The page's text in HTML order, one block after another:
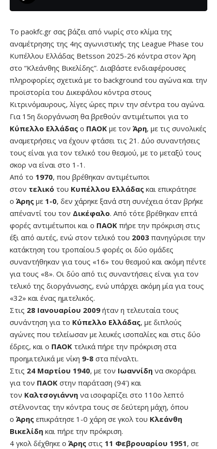
Το paokfc.gr σας βάζει από νωρίς στο κλίμα της
αναμέτρησης της 4ης αγωνιστικής της League Phase του
Κυπέλλου Ελλάδας Betsson 2025-26 κόντρα στον Άρη
στο “Κλεάνθης Βικελίδης”. Διαβάστε ενδιαφέρουσες
πληροφορίες σχετικά με το background του αγώνα και την
προϊστορία του Δικεφάλου κόντρα στους
Κιτρινόμαυρους, λίγες ώρες πριν την σέντρα του αγώνα.
Για 15η διοργάνωση θα βρεθούν αντιμέτωποι για το
Κύπελλο Ελλάδας ο ΠΑΟΚ με τον Άρη, με τις συνολικές
αναμετρήσεις να έχουν φτάσει τις 21. Δύο συναντήσεις
τους είναι για τον τελικό του θεσμού, με το μεταξύ τους
σκορ να είναι στο 1-1.
Από το 1970, που βρέθηκαν αντιμέτωποι
στον τελικό του Κυπέλλου Ελλάδας και επικράτησε
ο Άρης με 1-0, δεν χάρηκε ξανά στη συνέχεια όταν βρήκε
απέναντί του τον Δικέφαλο. Από τότε βρέθηκαν επτά
φορές αντιμέτωποι και ο ΠΑΟΚ πήρε την πρόκριση στις
έξι από αυτές, ενώ στον τελικό του 2003 πανηγύρισε την
κατάκτηση του τροπαίου.5 φορές οι δύο ομάδες
συναντήθηκαν για τους «16» του θεσμού και ακόμη πέντε
για τους «8». Οι δύο από τις συναντήσεις είναι για τον
τελικό της διοργάνωσης, ενώ υπάρχει ακόμη μία για τους
«32» και ένας ημιτελικός.
Στις 28 Ιανουαρίου 2009 ήταν η τελευταία τους
συνάντηση για το Κύπελλο Ελλάδας, με διπλούς
αγώνες που τελείωσαν με λευκές ισοπαλίες και στις δύο
έδρες, και ο ΠΑΟΚ τελικά πήρε την πρόκριση στα
προημιτελικά με νίκη 9-8 στα πέναλτι.
Στις 24 Μαρτίου 1940, με τον Ιωαννίδη να σκοράρει
για τον ΠΑΟΚ στην παράταση (94’) και
τον Καλτσογιάννη να ισοφαρίζει στο 110ο λεπτό
στέλνοντας την κόντρα τους σε δεύτερη μάχη, όπου
ο Άρης επικράτησε 1-0 χάρη σε γκολ του Κλεάνθη
Βικελίδη και πήρε την πρόκριση.
4 γκολ δέχθηκε ο Άρης στις 11 Φεβρουαρίου 1951, σε